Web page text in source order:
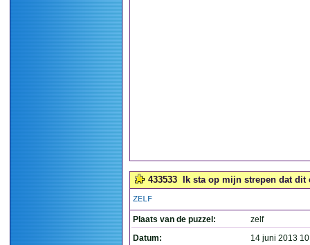
433533 Ik sta op mijn strepen dat
ZELF
Plaats van de puzzel:
zelf
Datum:
14 juni 2013